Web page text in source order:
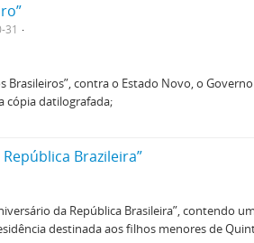
31
Brasileiros”, contra o Estado Novo, o
cópia datilografada;
Brazileira”
da República Brasileira”, contendo
destinada aos filhos menores de